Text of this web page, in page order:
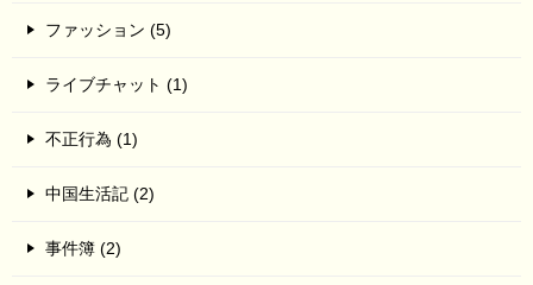
ファッション (5)
ライブチャット (1)
不正行為 (1)
中国生活記 (2)
事件簿 (2)